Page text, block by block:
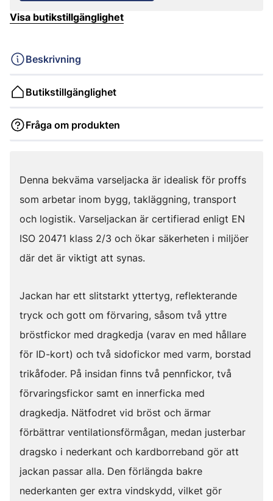
Visa butikstillgänglighet
Beskrivning
Butikstillgänglighet
Fråga om produkten
Denna bekväma varseljacka är idealisk för proffs
som arbetar inom bygg, takläggning, transport
och logistik. Varseljackan är certifierad enligt EN
ISO 20471 klass 2/3 och ökar säkerheten i miljöer
där det är viktigt att synas.
Jackan har ett slitstarkt yttertyg, reflekterande
tryck och gott om förvaring, såsom två yttre
bröstfickor med dragkedja (varav en med hållare
för ID-kort) och två sidofickor med varm, borstad
trikåfoder. På insidan finns två pennfickor, två
förvaringsfickor samt en innerficka med
dragkedja. Nätfodret vid bröst och ärmar
förbättrar ventilationsförmågan, medan justerbar
dragsko i nederkant och kardborreband gör att
jackan passar alla. Den förlängda bakre
nederkanten ger extra vindskydd, vilket gör